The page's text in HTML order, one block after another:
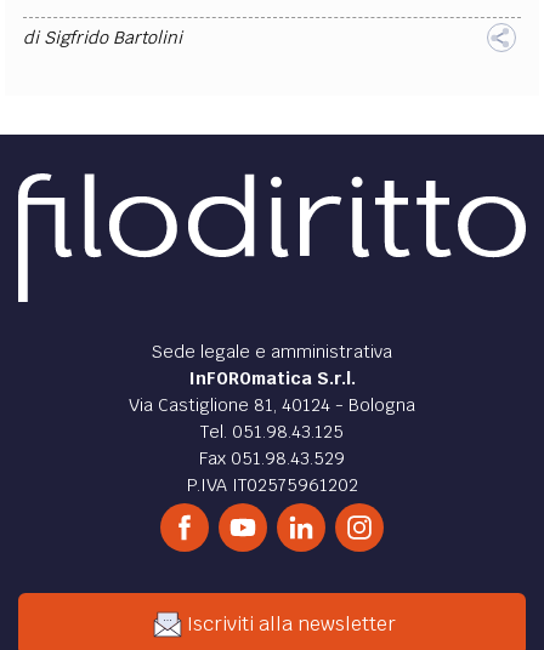
diSigfrido Bartolini
Sede legale e amministrativa
InFOROmatica S.r.l.
Via Castiglione 81, 40124 - Bologna
Tel. 051.98.43.125
Fax 051.98.43.529
P.IVA IT02575961202
Iscriviti alla newsletter